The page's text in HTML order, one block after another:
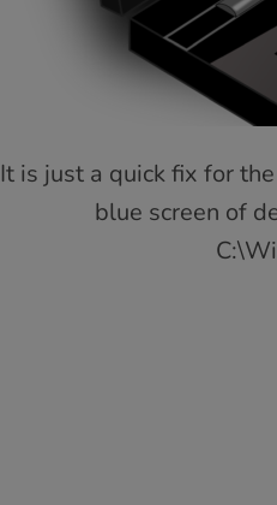
It is just a quick fix for
blue screen of